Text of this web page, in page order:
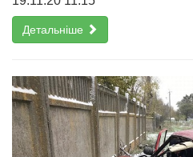
Детальніше